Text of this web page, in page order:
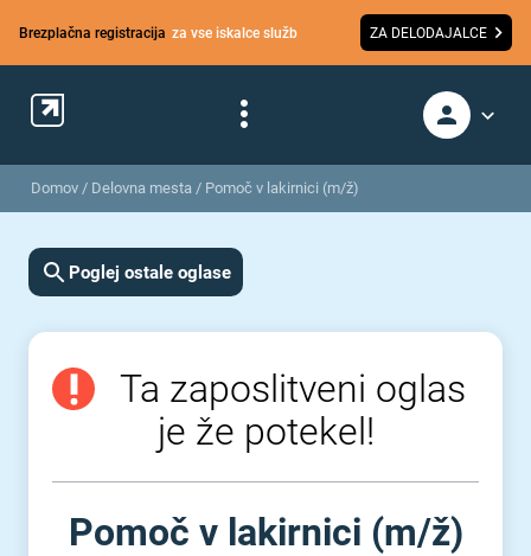
Brezplačna registracija za vse iskalce služb ZA DELODAJALCE
Domov / Delovna mesta / Pomoč v lakirnici (m/ž)
Poglej ostale oglase
Ta zaposlitveni oglas
je že potekel!
Pomoč v lakirnici (m⁠/⁠ž)